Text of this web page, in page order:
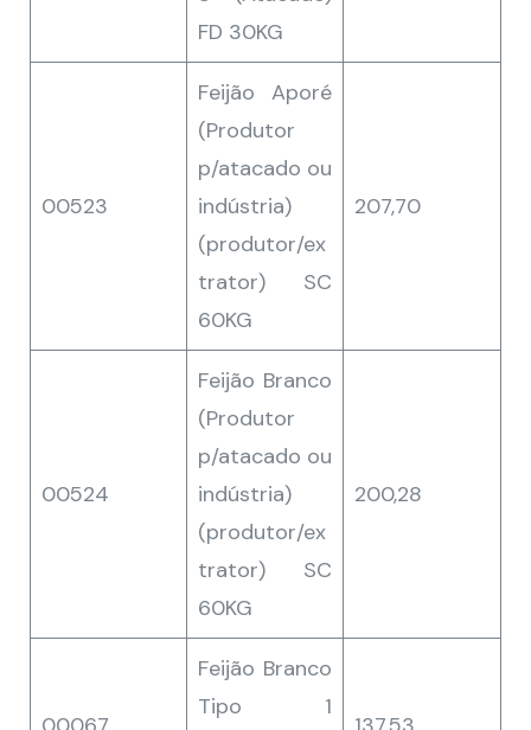
FD 30KG
00523
Feijão Aporé
(Produtor
p/atacado ou
indústria)
(produtor/ex
trator) SC
60KG
207,70
00524
Feijão Branco
(Produtor
p/atacado ou
indústria)
(produtor/ex
trator) SC
60KG
200,28
Feijão Branco
Tipo 1